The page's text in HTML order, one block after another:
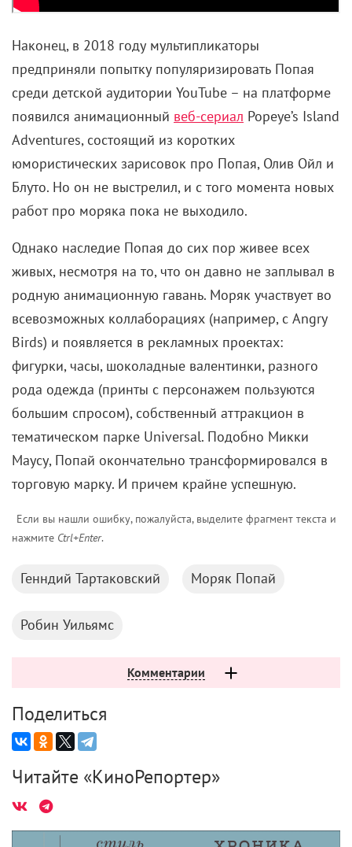
Наконец, в 2018 году мультипликаторы
предприняли попытку популяризировать Попая
среди детской аудитории YouTube – на платформе
появился анимационный веб-сериал Popeye’s Island
Adventures, состоящий из коротких
юмористических зарисовок про Попая, Олив Ойл и
Блуто. Но он не выстрелил, и с того момента новых
работ про моряка пока не выходило.
Однако наследие Попая до сих пор живее всех
живых, несмотря на то, что он давно не заплывал в
родную анимационную гавань. Моряк участвует во
всевозможных коллаборациях (например, с Angry
Birds) и появляется в рекламных проектах:
фигурки, часы, шоколадные валентинки, разного
рода одежда (принты с персонажем пользуются
большим спросом), собственный аттракцион в
тематическом парке Universal. Подобно Микки
Маусу, Попай окончательно трансформировался в
торговую марку. И причем крайне успешную.
Если вы нашли ошибку, пожалуйста, выделите фрагмент текста и
нажмите Ctrl+Enter.
Генндий Тартаковский Моряк Попай
Робин Уильямс
Комментарии
Поделиться
Читайте «КиноРепортер»